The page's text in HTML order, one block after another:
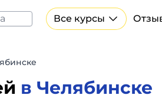
Все курсы
в Челябинске